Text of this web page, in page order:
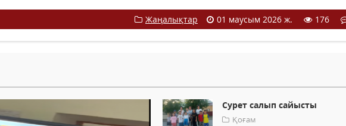
Жаңалықтар 01 маусым 2026 ж. 176
Сурет салып сайысты
Қоғам